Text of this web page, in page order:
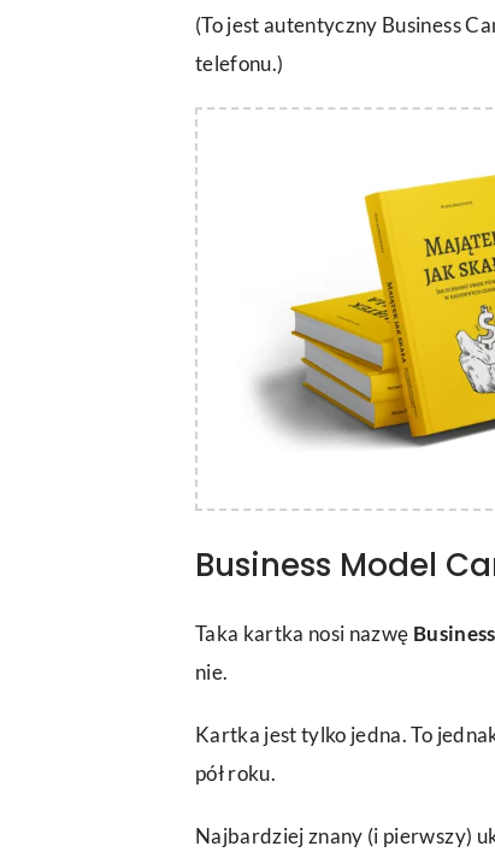
(To jest autentyczny Business
telefonu.)
Business Model
Taka kartka nosi nazwę
nie.
Kartka jest tylko jedna. To
pół roku.
Najbardziej znany (i pierwszy)